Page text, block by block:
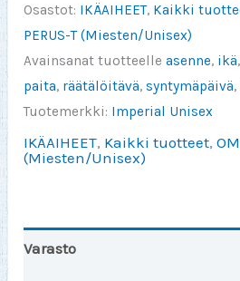
perfection
määrä
Osastot: IKÄAIHEET, Kaikki
PERUS-T (Miesten/Unisex)
Avainsanat tuotteelleasenne, ikä,
paita, räätälöitävä,syntymäpäivä,
Tuotemerkki: Imperial Unisex
IKÄAIHEET, Kaikki tuotteet,
(Miesten/Unisex)
Varasto